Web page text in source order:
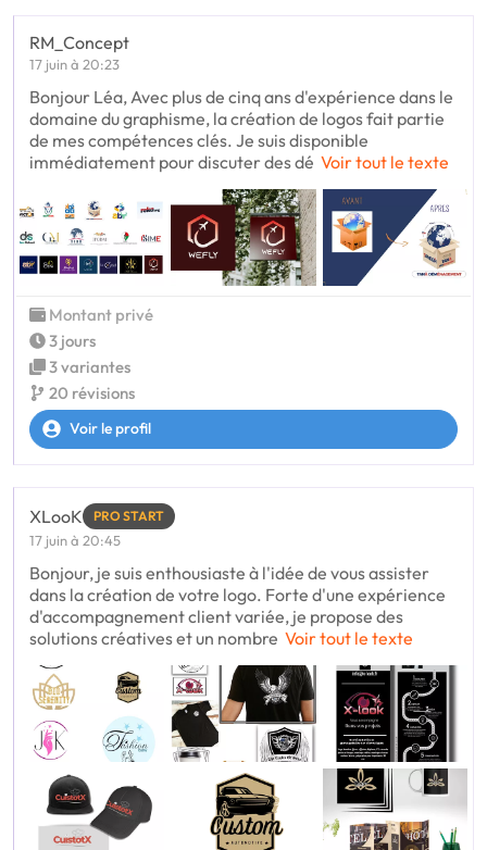
RM_Concept
17 juin à 20:23
Bonjour Léa, Avec plus de cinq ans d'expérience dans le
domaine du graphisme, la création de logos fait partie
de mes compétences clés. Je suis disponible
immédiatement pour discuter des dé Voir tout le texte
Montant privé
3 jours
3 variantes
20 révisions
Voir le profil
XLooK PRO START
17 juin à 20:45
Bonjour, je suis enthousiaste à l'idée de vous assister
dans la création de votre logo. Forte d'une expérience
d'accompagnement client variée, je propose des
solutions créatives et un nombre Voir tout le texte